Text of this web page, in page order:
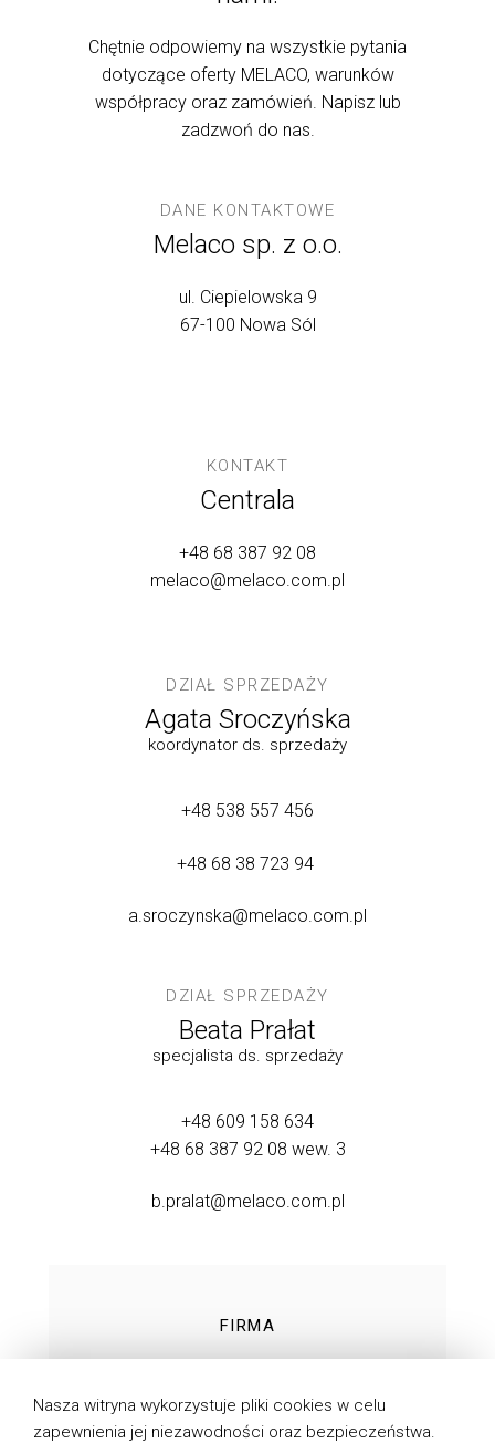
Chętnie odpowiemy na wszystkie pytania
dotyczące oferty MELACO, warunków
współpracy oraz zamówień. Napisz lub
zadzwoń do nas.
DANE KONTAKTOWE
Melaco sp. z o.o.
ul. Ciepielowska 9
67-100 Nowa Sól
KONTAKT
Centrala
+48 68 387 92 08
melaco@melaco.com.pl
DZIAŁ SPRZEDAŻY
Agata Sroczyńska
koordynator ds. sprzedaży
+48 538 557 456
+48 68 38 723 94
a.sroczynska@melaco.com.pl
DZIAŁ SPRZEDAŻY
Beata Prałat
specjalista ds. sprzedaży
+48 609 158 634
+48 68 387 92 08 wew. 3
b.pralat@melaco.com.pl
FIRMA
PRODUKTY
Nasza witryna wykorzystuje pliki cookies w celu
zapewnienia jej niezawodności oraz bezpieczeństwa.